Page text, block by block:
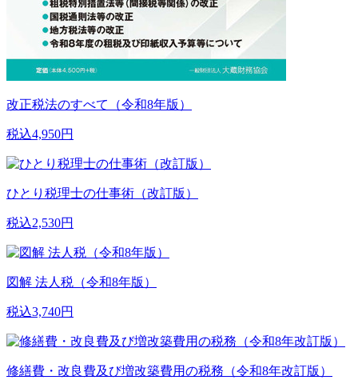
改正税法のすべて（令和8年版）
税込4,950円
ひとり税理士の仕事術（改訂版）
税込2,530円
図解 法人税（令和8年版）
税込3,740円
修繕費・改良費及び増改築費用の税務（令和8年改訂版）